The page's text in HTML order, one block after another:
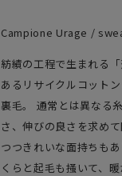
Campione Urage /
紡績の工程で生まれる
あるリサイクルコット
裏毛。 通常とは異なる
さ、伸びの良さを求め
つつきれいな面持ちも
くらと起毛も掻いて、暖